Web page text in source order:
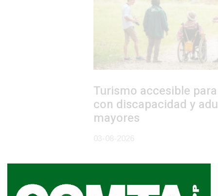
Turismo accesible para personas
con discapacidad y adultos